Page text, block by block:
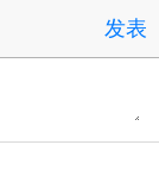
发表